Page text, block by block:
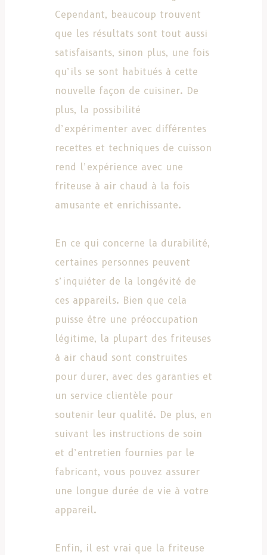
Cependant, beaucoup trouvent
que les résultats sont tout aussi
satisfaisants, sinon plus, une fois
qu’ils se sont habitués à cette
nouvelle façon de cuisiner. De
plus, la possibilité
d’expérimenter avec différentes
recettes et techniques de cuisson
rend l’expérience avec une
friteuse à air chaud à la fois
amusante et enrichissante.
En ce qui concerne la durabilité,
certaines personnes peuvent
s’inquiéter de la longévité de
ces appareils. Bien que cela
puisse être une préoccupation
légitime, la plupart des friteuses
à air chaud sont construites
pour durer, avec des garanties et
un service clientèle pour
soutenir leur qualité. De plus, en
suivant les instructions de soin
et d’entretien fournies par le
fabricant, vous pouvez assurer
une longue durée de vie à votre
appareil.
Enfin, il est vrai que la friteuse